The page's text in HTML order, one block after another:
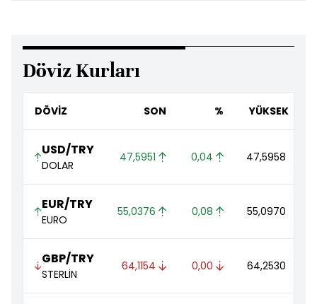
Döviz Kurları
DÖVİZ SON % YÜKSEK
USD/TRY
DOLAR
47,5951 0,04 47,5958
EUR/TRY
EURO
55,0376 0,08 55,0970
GBP/TRY
STERLİN
64,1154 0,00 64,2530